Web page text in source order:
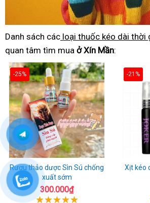
Danh sách các loại thuốc kéo dài thời
quan tâm tìm mua ở Xín Mần:
-25%
Rượu thảo dược Sìn Sú chống
xuất sớm
300.000₫
-21%
Xịt kéo